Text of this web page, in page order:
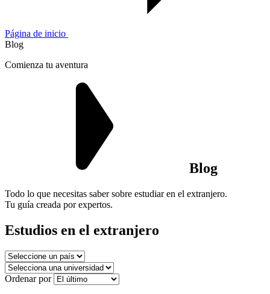
Página de inicio
Blog
Comienza tu aventura
Blog
Todo lo que necesitas saber sobre estudiar en el extranjero.
Tu guía creada por expertos.
Estudios en el extranjero
Ordenar por